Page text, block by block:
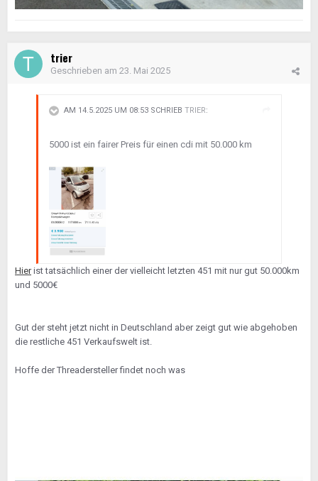
trier
Geschrieben am 23. Mai 2025
AM 14.5.2025 UM 08:53 SCHRIEB TRIER:
5000 ist ein fairer Preis für einen cdi mit 50.000 km
Hierist tatsächlich einer der vielleicht letzten 451 mit nur gut 50.000km
und 5000€
Gut der steht jetzt nicht in Deutschland aber zeigt gut wie abgehoben
die restliche 451 Verkaufswelt ist.
Hoffe der Threadersteller findet noch was